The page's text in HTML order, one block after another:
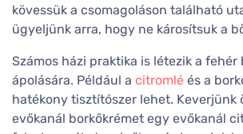
kövessük a csomagoláson található
ügyeljünk arra, hogy ne károsítsuk a
Számos házi praktika is létezik a fehér
ápolására. Például a citromlé és a
hatékony tisztítószer lehet. Keverjünk
evőkanál borkőkrémet egy evőkanál